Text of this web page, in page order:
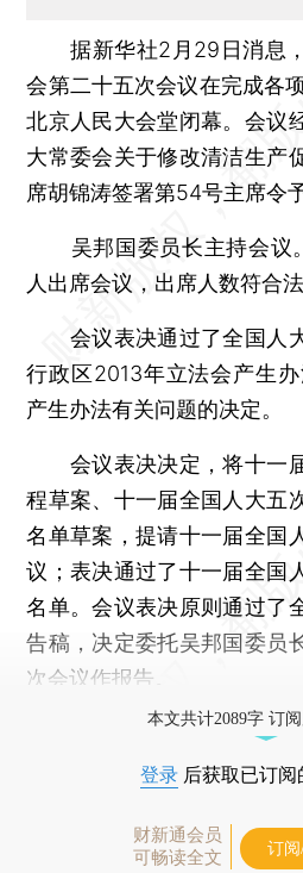
据新华社2月29日消息，
会第二十五次会议在完成各
北京人民大会堂闭幕。会议
大常委会关于修改清洁生产
席胡锦涛签署第54号主席令
吴邦国委员长主持会议
人出席会议，出席人数符合法
会议表决通过了全国人大
行政区2013年立法会产生
产生办法有关问题的决定。
会议表决决定，将十一
程草案、十一届全国人大五
名单草案，提请十一届全国
议；表决通过了十一届全国
名单。会议表决原则通过了
告稿，决定委托吴邦国委员
次会议作报告。
本文共计2089字 订
登录 后获取已订阅
财新通会员
可畅读全文
订